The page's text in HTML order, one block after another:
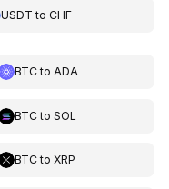
USDT toCHF
BTCto ADA
BTCto SOL
BTCto XRP